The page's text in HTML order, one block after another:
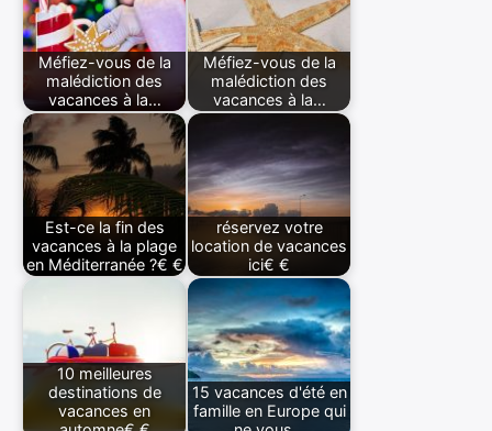
Méfiez-vous de la
malédiction des
vacances à la…
Méfiez-vous de la
malédiction des
vacances à la…
Est-ce la fin des
vacances à la plage
en Méditerranée ?€ €
réservez votre
location de vacances
ici€ €
10 meilleures
destinations de
vacances en
15 vacances d'été en
famille en Europe qui